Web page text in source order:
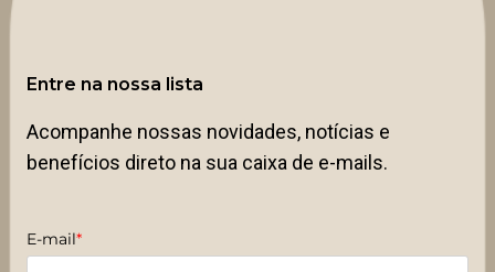
Entre na nossa lista
Acompanhe nossas novidades, notícias e
benefícios direto na sua caixa de e-mails.
E-mail*